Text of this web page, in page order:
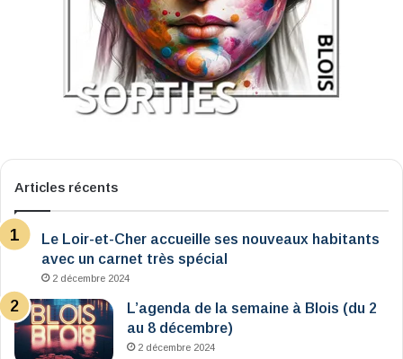
Articles récents
Le Loir-et-Cher accueille ses nouveaux habitants
avec un carnet très spécial
2 décembre 2024
L’agenda de la semaine à Blois (du 2
au 8 décembre)
2 décembre 2024